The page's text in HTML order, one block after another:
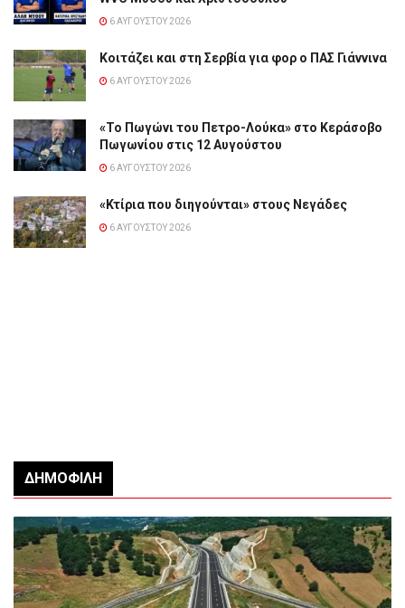
6 ΑΥΓΟΎΣΤΟΥ 2026
Κοιτάζει και στη Σερβία για φορ ο ΠΑΣ Γιάννινα
6 ΑΥΓΟΎΣΤΟΥ 2026
«Το Πωγώνι του Πετρο-Λούκα» στο Κεράσοβο
Πωγωνίου στις 12 Αυγούστου
6 ΑΥΓΟΎΣΤΟΥ 2026
«Κτίρια που διηγούνται» στους Νεγάδες
6 ΑΥΓΟΎΣΤΟΥ 2026
ΔΗΜΟΦΙΛΉ